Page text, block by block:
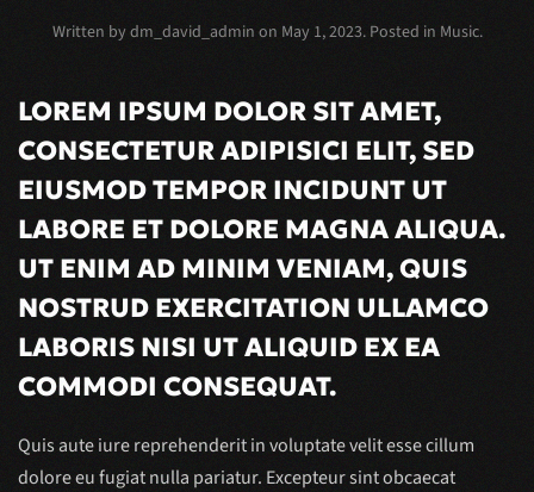
Written bydm_david_admin on May 1, 2023. Posted in Music.
LOREM IPSUM DOLOR SIT AMET,
CONSECTETUR ADIPISICI ELIT, SED
EIUSMOD TEMPOR INCIDUNT UT
LABORE ET DOLORE MAGNA ALIQUA.
UT ENIM AD MINIM VENIAM, QUIS
NOSTRUD EXERCITATION ULLAMCO
LABORIS NISI UT ALIQUID EX EA
COMMODI CONSEQUAT.
Quis aute iure reprehenderit in voluptate velit esse cillum
dolore eu fugiat nulla pariatur. Excepteur sint obcaecat